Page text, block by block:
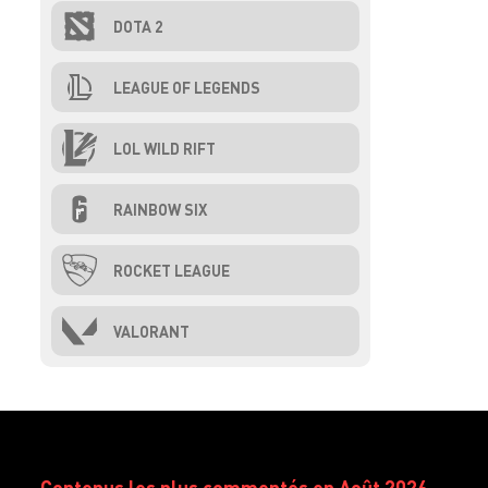
DOTA 2
LEAGUE OF LEGENDS
LOL WILD RIFT
RAINBOW SIX
ROCKET LEAGUE
VALORANT